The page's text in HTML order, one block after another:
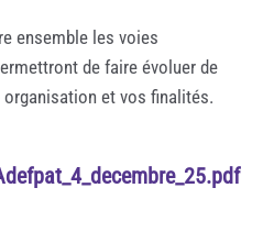
ensemble les voies
de faire évoluer de
et vos finalités.